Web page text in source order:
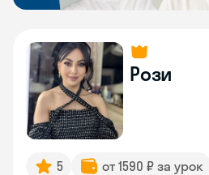
Рози
5 от 1590 ₽ за урок